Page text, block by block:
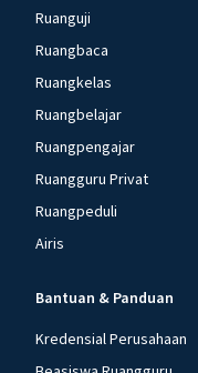
Ruanguji
Ruangbaca
Ruangkelas
Ruangbelajar
Ruangpengajar
Ruangguru Privat
Ruangpeduli
Airis
Bantuan & Panduan
Kredensial Perusahaan